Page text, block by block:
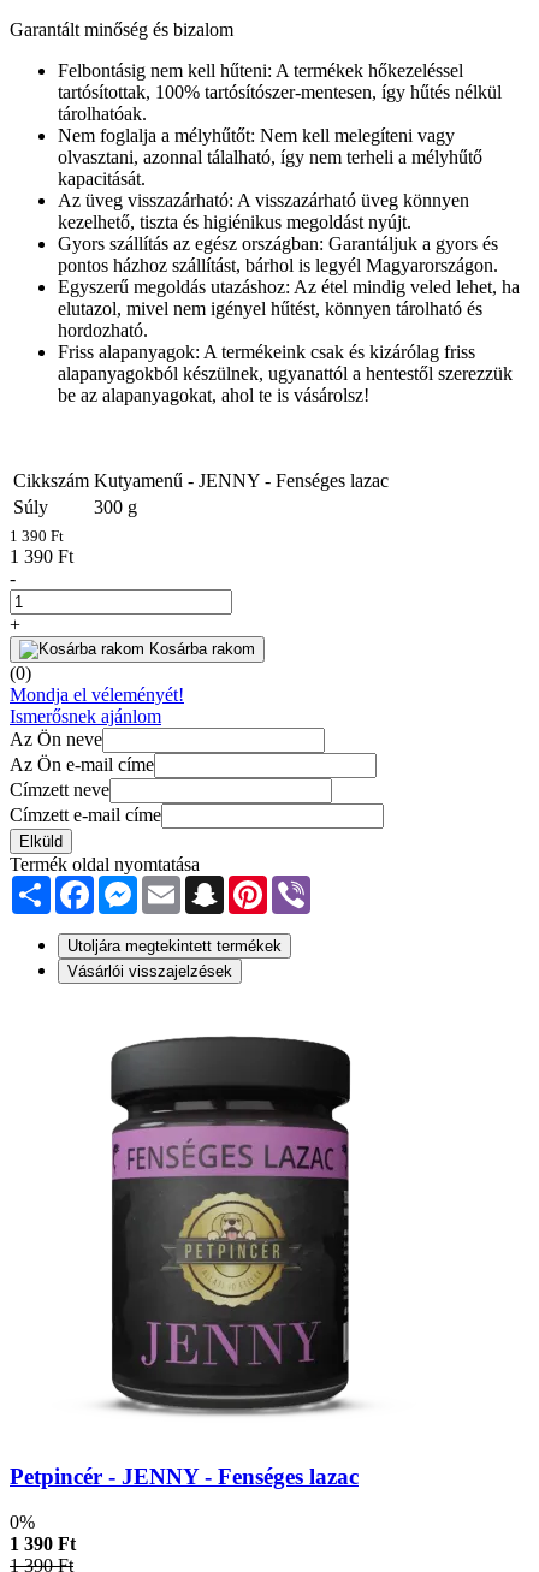
Garantált minőség és bizalom
Felbontásig nem kell hűteni: A termékek hőkezeléssel
tartósítottak, 100% tartósítószer-mentesen, így hűtés nélkül
tárolhatóak.
Nem foglalja a mélyhűtőt: Nem kell melegíteni vagy
olvasztani, azonnal tálalható, így nem terheli a mélyhűtő
kapacitását.
Az üveg visszazárható: A visszazárható üveg könnyen
kezelhető, tiszta és higiénikus megoldást nyújt.
Gyors szállítás az egész országban: Garantáljuk a gyors és
pontos házhoz szállítást, bárhol is legyél Magyarországon.
Egyszerű megoldás utazáshoz: Az étel mindig veled lehet, ha
elutazol, mivel nem igényel hűtést, könnyen tárolható és
hordozható.
Friss alapanyagok: A termékeink csak és kizárólag friss
alapanyagokból készülnek, ugyanattól a hentestől szerezzük
be az alapanyagokat, ahol te is vásárolsz!
Cikkszám Kutyamenű - JENNY - Fenséges lazac
Súly
300 g
1 390 Ft
1 390 Ft
-
+
Kosárba rakom
(0)
Mondja el véleményét!
Ismerősnek ajánlom
Az Ön neve
Az Ön e-mail címe
Címzett neve
Címzett e-mail címe
Elküld
Termék oldal nyomtatása
Share FacebookMessenger
Email SnapchatPinterest
Utoljára megtekintett termékek
Vásárlói visszajelzések
Petpincér - JENNY - Fenséges lazac
0%
1 390 Ft
1 390 Ft